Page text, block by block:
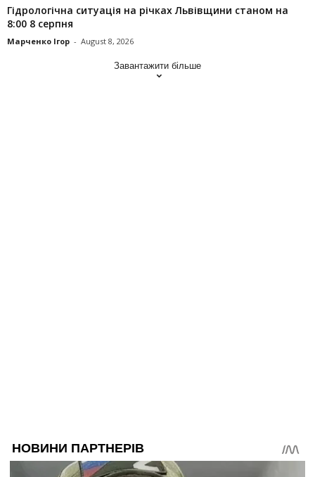
Гідрологічна ситуація на річках Львівщини станом на
8:00 8 серпня
Марченко Ігор - August 8, 2026
Завантажити більше